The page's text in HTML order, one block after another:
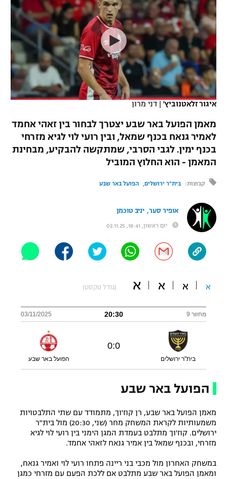
VOD
רץ ברשת
תוצאות
לוח שידורים
"מעל הליגה" – פודקאסט
"מחצית בשכונה" – פודקאסט
תקנון משתתפים וזוכים בפרסים
תקנון עבור פעילות אלקטרה
תקנון עבור פעילות ספורט 1 – "מרלן"
טניס
מדיניות פרטיות
תקנון פעילות ספורט 1
רשיון להקרנה פומבית לבית עסק
נבחרת ישראל
מכבי חיפה
בית"ר ירושלים
מכבי תל אביב
הפועל תל אביב
הפועל חיפה
הפועל באר שבע
מכבי נתניה
בני יהודה
ליגה ספרדית
ליגה איטלקית
ליגה צרפתית
ליגה הולנדית
ליגה טורקית
ליגה ברזילאית
כדורסל נשים
מכבי תל אביב
הפועל חולון
הפועל ירושלים
דני אבדיה
יורוליג
יורוקאפ
טניס
כדוריד
כדורעף
שחייה
ג'ודו
אגרוף
היאבקות WWE
אופניים
פוטבול אמריקאי NFL
בייסבול MLB
ספורט אתגרי ואקסטרים
אומנויות לחימה
גיימינג E-Sports
איגור זלאטנוביץ' | דני מרון
מאמן הפועל באר שבע יצטרך לבחור בין זאהי אחמד
לאמיר גנאח בכנף שמאל, ובין רועי לוי לגיא מזרחי
בכנף ימין. לגבי הסרבי, שמתקשה להבקיע, מבחינת
המאמן - הוא החלוץ המוביל
קבוצות: בית"ר ירושלים הפועל באר שבע
אופיר סער, יניב טוכמן
יום ראשון, 18:41, 02.11.25
א א א א (גודל טקסט)
מחזור 9 20:30
03/11/2025
בית"ר ירושלים
0
:
0
הפועל באר שבע
הפועל באר שבע
מאמן הפועל באר שבע, רן קוז'וך, מתמודד עם שתי התלבטויות
משמעותיות לקראת המשחק מחר (שני, 20:30) מול בית"ר
ירושלים. קוז'וך מתלבט בעמדת המגן הימני בין רועי לוי לגיא
מזרחי, ובכנף שמאל בין אמיר גנאח לזאהי אחמד.
במשחק האחרון מול מכבי בני ריינה פתחו רועי לוי ואמיר גנאח,
ומאמן הפועל באר שבע מתלבט אם ללכת הפעם עם מזרחי כמגן